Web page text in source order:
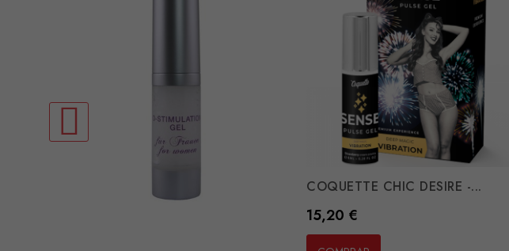
COQUETTE CHIC DESIRE -...
Preço
15,20 €